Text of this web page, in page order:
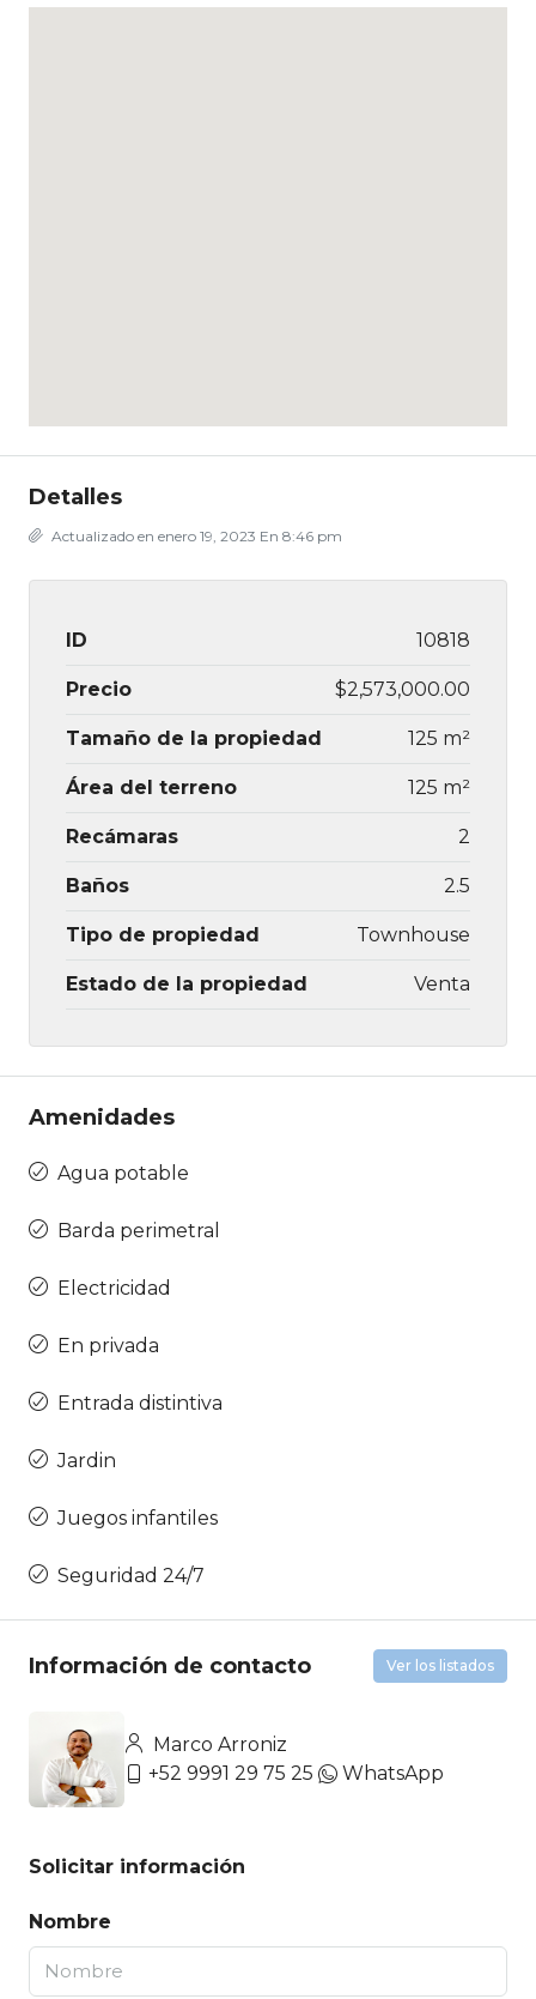
Detalles
Actualizado en enero 19, 2023 En 8:46 pm
ID 10818
Precio $2,573,000.00
Tamaño de la propiedad 125 m²
Área del terreno 125 m²
Recámaras 2
Baños 2.5
Tipo de propiedad Townhouse
Estado de la propiedad Venta
Amenidades
Agua potable
Barda perimetral
Electricidad
En privada
Entrada distintiva
Jardin
Juegos infantiles
Seguridad 24/7
Información de contacto Ver los listados
Marco Arroniz
+52 9991 29 75 25
WhatsApp
Solicitar información
Nombre